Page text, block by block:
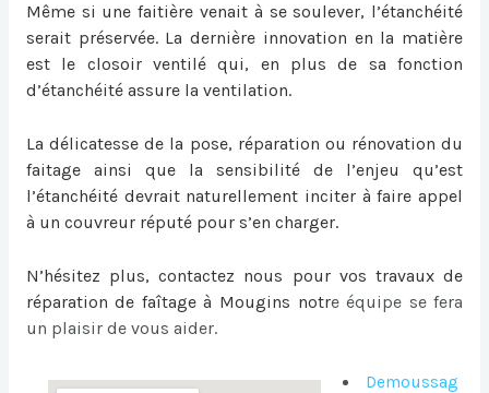
Même si une faitière venait à se soulever, l’étanchéité
serait préservée. La dernière innovation en la matière
est le closoir ventilé qui, en plus de sa fonction
d’étanchéité assure la ventilation.
La délicatesse de la pose, réparation ou rénovation du
faitage ainsi que la sensibilité de l’enjeu qu’est
l’étanchéité devrait naturellement inciter à faire appel
à un couvreur réputé pour s’en charger.
N’hésitez plus, contactez nous pour vos travaux de
réparation de faîtage à Mougins notre équipe se fera
un plaisir de vous aider.
Demoussag